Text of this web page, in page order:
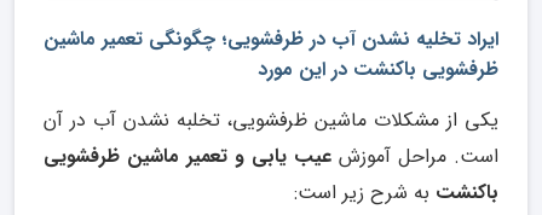
ایراد تخلیه نشدن آب در ظرفشویی؛ چگونگی تعمیر ماشین
ظرفشویی باکنشت در این مورد
یکی از مشکلات ماشین ظرفشویی، تخلبه نشدن آب در آن
است. مراحل آموزش عیب یابی و تعمیر ماشین ظرفشویی
باکنشت به شرح زیر است: